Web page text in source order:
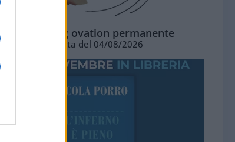
La standing ovation permanente
Vignetta del 04/08/2026